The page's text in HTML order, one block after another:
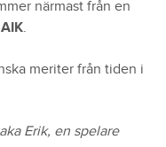
närmast från en
AIK.
meriter från tiden i
Erik, en spelare